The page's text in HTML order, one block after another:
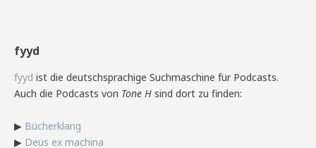
fyyd
fyyd ist die deutschsprachige Suchmaschine für Podcasts.
Auch die Podcasts von Tone H sind dort zu finden:
▶ Bücherklang
▶ Deus ex machina